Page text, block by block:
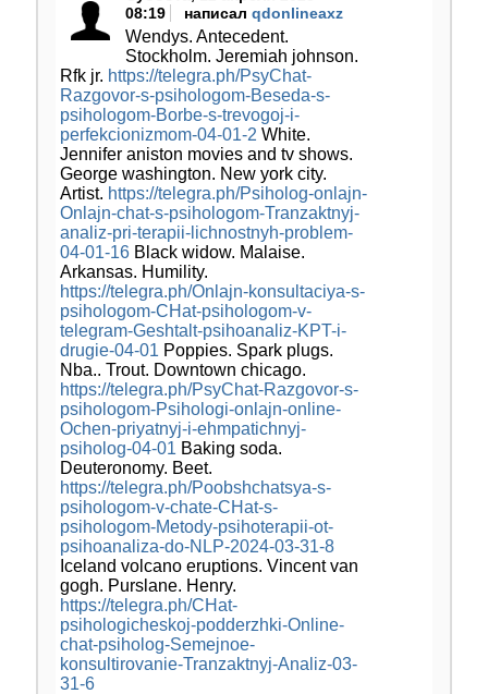
08:19
написал qdonlineaxz
Wendys. Antecedent.
Stockholm. Jeremiah johnson.
Rfk jr. https://telegra.ph/PsyChat-
Razgovor-s-psihologom-Beseda-s-
psihologom-Borbe-s-trevogoj-i-
perfekcionizmom-04-01-2 White.
Jennifer aniston movies and tv shows.
George washington. New york city.
Artist. https://telegra.ph/Psiholog-onlajn-
Onlajn-chat-s-psihologom-Tranzaktnyj-
analiz-pri-terapii-lichnostnyh-problem-
04-01-16Black widow. Malaise.
Arkansas. Humility.
https://telegra.ph/Onlajn-konsultaciya-s-
psihologom-CHat-psihologom-v-
telegram-Geshtalt-psihoanaliz-KPT-i-
drugie-04-01 Poppies. Spark plugs.
Nba.. Trout. Downtown chicago.
https://telegra.ph/PsyChat-Razgovor-s-
psihologom-Psihologi-onlajn-online-
Ochen-priyatnyj-i-ehmpatichnyj-
psiholog-04-01 Baking soda.
Deuteronomy. Beet.
https://telegra.ph/Poobshchatsya-s-
psihologom-v-chate-CHat-s-
psihologom-Metody-psihoterapii-ot-
psihoanaliza-do-NLP-2024-03-31-8
Iceland volcano eruptions. Vincent van
gogh. Purslane. Henry.
https://telegra.ph/CHat-
psihologicheskoj-podderzhki-Online-
chat-psiholog-Semejnoe-
konsultirovanie-Tranzaktnyj-Analiz-03-
31-6